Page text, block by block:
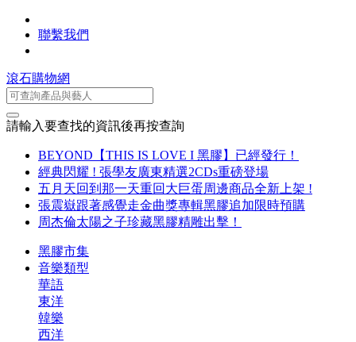
聯繫我們
滾石購物網
請輸入要查找的資訊後再按查詢
BEYOND【THIS IS LOVE I 黑膠】已經發行！
經典閃耀 ! 張學友廣東精選2CDs重磅登場
五月天回到那一天重回大巨蛋周邊商品全新上架 !
張震嶽跟著感覺走金曲獎專輯黑膠追加限時預購
周杰倫太陽之子珍藏黑膠精雕出擊！
黑膠市集
音樂類型
華語
東洋
韓樂
西洋